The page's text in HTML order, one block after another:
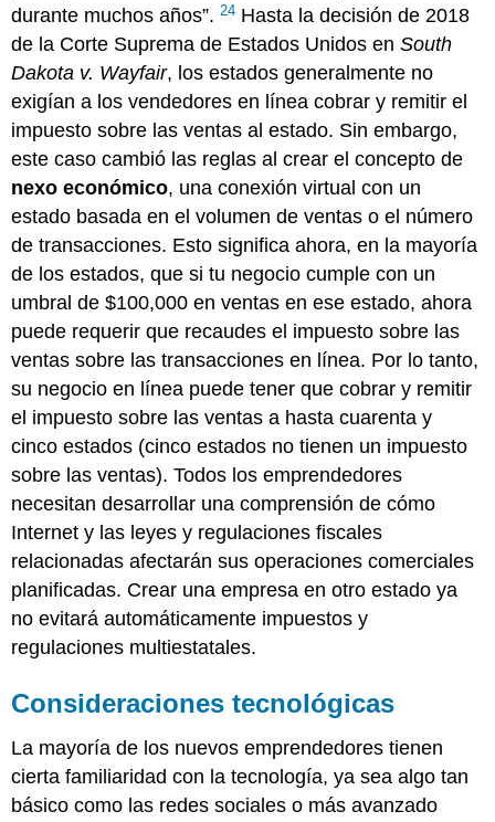
durante muchos años”.24 Hasta la decisión de 2018
de la Corte Suprema de Estados Unidos enSouth
Dakota v. Wayfair, los estados generalmente no
exigían a los vendedores en línea cobrar y remitir el
impuesto sobre las ventas al estado. Sin embargo,
este caso cambió las reglas al crear el concepto de
nexo económico, una conexión virtual con un
estado basada en el volumen de ventas o el número
de transacciones. Esto significa ahora, en la mayoría
de los estados, que si tu negocio cumple con un
umbral de $100,000 en ventas en ese estado, ahora
puede requerir que recaudes el impuesto sobre las
ventas sobre las transacciones en línea. Por lo tanto,
su negocio en línea puede tener que cobrar y remitir
el impuesto sobre las ventas a hasta cuarenta y
cinco estados (cinco estados no tienen un impuesto
sobre las ventas). Todos los emprendedores
necesitan desarrollar una comprensión de cómo
Internet y las leyes y regulaciones fiscales
relacionadas afectarán sus operaciones comerciales
planificadas. Crear una empresa en otro estado ya
no evitará automáticamente impuestos y
regulaciones multiestatales.
Consideraciones tecnológicas
La mayoría de los nuevos emprendedores tienen
cierta familiaridad con la tecnología, ya sea algo tan
básico como las redes sociales o más avanzado